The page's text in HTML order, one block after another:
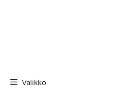
Valikko